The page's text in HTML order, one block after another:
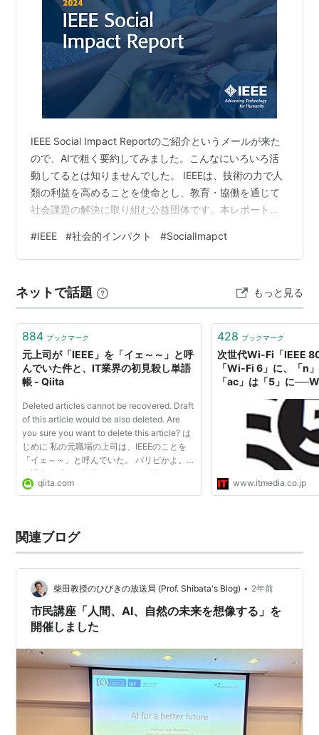
IEEE Social Impact Reportのご紹介というメールが来た
ので、AIで粗く要約してみました。こんなにいろいろ活
動してるとは知りませんでした。 IEEEは、技術の力で人
類の利益を高めることを使命とし、教育・協働を通じて
社会課題の解決に取り組む公益団体です。本レポート
とめたものです。 🔧 テクノロジーを通じた人道支援
IEEE Humanitarian Technologiesプログラムにより、世
Tech4Goodは15か国で77件のプロジェクトを実施、16.5
万人が恩恵を受…
#IEEE #社会的インパクト #SocialImapct
ネットで話題 もっと見る
884 ブックマーク
元上司が「IEEE」を「イェ～～」と呼
んでいた件と、IT業界の初見殺し単語
帳 - Qiita
Deleted articles cannot be recovered. Draft
of this article would be also deleted. Are
you sure you want to delete this article? は
じめに 私の元職場の上司は、IEEEのことを
「イェ～～」と呼んでいた。 パリピかよ。
会議中に「その規格はイェ～～が決めてい
て……」と仰るものだから、こっちは笑いが
qiita.com
428 ブックマーク
次世代Wi-Fi「IEEE
「Wi-Fi 6」に、「n
「ac」は「5」に
www.itmedia.co.jp
関連ブログ
柴田教授のひびきの放送局 (Prof. Shibata's Blog) • 2年前
市民講座「人間、AI、自然の未来を想像する」を
開催しました